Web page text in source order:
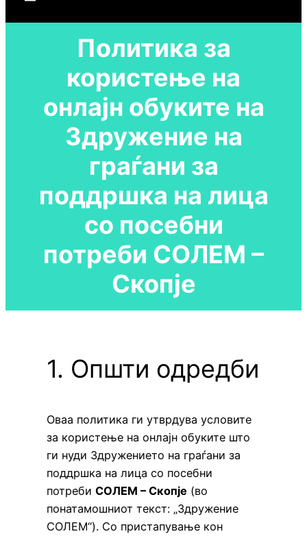
Политика за
користење на
онлајн обуките на
Здружение на
граѓани за
поддршка на лица
со посебни
потреби СОЛЕМ –
Скопје
1. Општи одредби
Оваа политика ги утврдува условите
за користење на онлајн обуките што
ги нуди Здружението на граѓани за
поддршка на лица со посебни
потреби СОЛЕМ – Скопје (во
понатамошниот текст: „Здружение
СОЛЕМ“). Со пристапување кон